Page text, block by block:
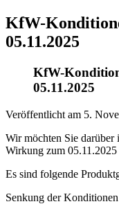
KfW-
05.11.2025
KfW-
05.11.2025
Veröffentlicht am 5.
Wir möchten Sie
Wirkung zum 05.11.2025
Es sind folgende
Senkung der Konditionen